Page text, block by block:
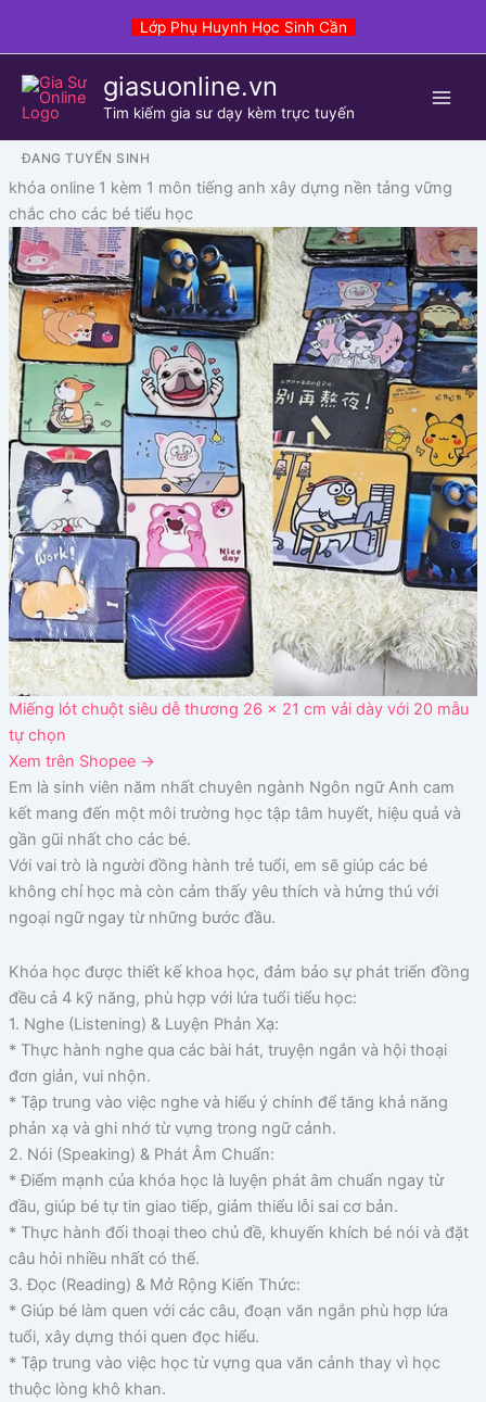
Lớp Phụ Huynh Học Sinh Cần
giasuonline.vn
Tim kiếm gia sư dạy kèm trực tuyến
ĐANG TUYỂN SINH
khóa online 1 kèm 1 môn tiếng anh xây dựng nền tảng vững
chắc cho các bé tiểu học
Miếng lót chuột siêu dễ thương 26 x 21 cm vải dày với 20 mẫu
tự chọn
Xem trên Shopee →
Em là sinh viên năm nhất chuyên ngành Ngôn ngữ Anh cam
kết mang đến một môi trường học tập tâm huyết, hiệu quả và
gần gũi nhất cho các bé.
Với vai trò là người đồng hành trẻ tuổi, em sẽ giúp các bé
không chỉ học mà còn cảm thấy yêu thích và hứng thú với
ngoại ngữ ngay từ những bước đầu.
Khóa học được thiết kế khoa học, đảm bảo sự phát triển đồng
đều cả 4 kỹ năng, phù hợp với lứa tuổi tiểu học:
1. Nghe (Listening) & Luyện Phản Xạ:
* Thực hành nghe qua các bài hát, truyện ngắn và hội thoại
đơn giản, vui nhộn.
* Tập trung vào việc nghe và hiểu ý chính để tăng khả năng
phản xạ và ghi nhớ từ vựng trong ngữ cảnh.
2. Nói (Speaking) & Phát Âm Chuẩn:
* Điểm mạnh của khóa học là luyện phát âm chuẩn ngay từ
đầu, giúp bé tự tin giao tiếp, giảm thiểu lỗi sai cơ bản.
* Thực hành đối thoại theo chủ đề, khuyến khích bé nói và đặt
câu hỏi nhiều nhất có thể.
3. Đọc (Reading) & Mở Rộng Kiến Thức:
* Giúp bé làm quen với các câu, đoạn văn ngắn phù hợp lứa
tuổi, xây dựng thói quen đọc hiểu.
* Tập trung vào việc học từ vựng qua văn cảnh thay vì học
thuộc lòng khô khan.